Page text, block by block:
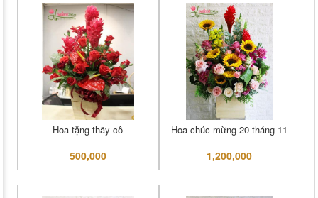
Hoa tặng thầy cô
500,000
Hoa chúc mừng 20 tháng 11
1,200,000